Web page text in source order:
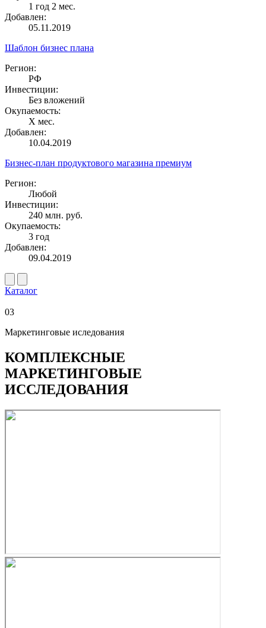
1 год 2 мес.
Добавлен:
05.11.2019
Шаблон бизнес плана
Регион:
РФ
Инвестиции:
Без вложений
Окупаемость:
X мес.
Добавлен:
10.04.2019
Бизнес-план продуктового магазина премиум
Регион:
Любой
Инвестиции:
240 млн. руб.
Окупаемость:
3 год
Добавлен:
09.04.2019
Каталог
03
Маркетинговые иследования
КОМПЛЕКСНЫЕ
МАРКЕТИНГОВЫЕ
ИССЛЕДОВАНИЯ